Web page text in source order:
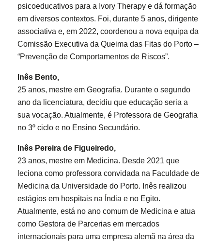
psicoeducativos para a Ivory Therapy e dá formação
em diversos contextos. Foi, durante 5 anos, dirigente
associativa e, em 2022, coordenou a nova equipa da
Comissão Executiva da Queima das Fitas do Porto –
“Prevenção de Comportamentos de Riscos”.
Inês Bento,
25 anos, mestre em Geografia. Durante o segundo
ano da licenciatura, decidiu que educação seria a
sua vocação. Atualmente, é Professora de Geografia
no 3º ciclo e no Ensino Secundário.
Inês Pereira de Figueiredo,
23 anos, mestre em Medicina. Desde 2021 que
leciona como professora convidada na Faculdade de
Medicina da Universidade do Porto. Inês realizou
estágios em hospitais na Índia e no Egito.
Atualmente, está no ano comum de Medicina e atua
como Gestora de Parcerias em mercados
internacionais para uma empresa alemã na área da